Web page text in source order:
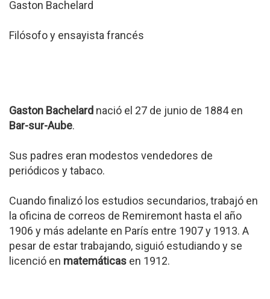
Gaston Bachelard
Filósofo y ensayista francés
Gaston Bachelard nació el 27 de junio de 1884 en
Bar-sur-Aube.
Sus padres eran modestos vendedores de
periódicos y tabaco.
Cuando finalizó los estudios secundarios, trabajó en
la oficina de correos de Remiremont hasta el año
1906 y más adelante en París entre 1907 y 1913. A
pesar de estar trabajando, siguió estudiando y se
licenció en matemáticas en 1912.